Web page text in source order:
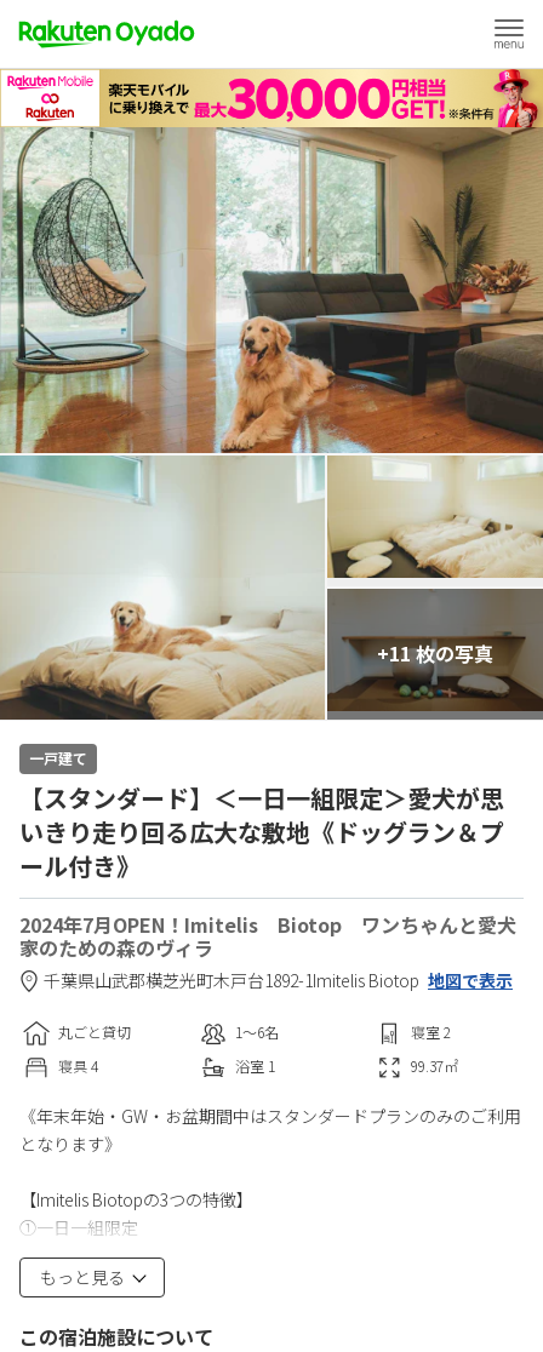
+11 枚の写真
一戸建て
【スタンダード】＜一日一組限定＞愛犬が思
いきり走り回る広大な敷地《ドッグラン＆プ
ール付き》
2024年7月OPEN！Imitelis Biotop ワンちゃんと愛犬
家のための森のヴィラ
千葉県山武郡横芝光町木戸台1892-1Imitelis Biotop 地図で表示
丸ごと貸切 1〜6名 寝室 2
寝具4 浴室 1 99.37㎡
《年末年始・GW・お盆期間中はスタンダードプランのみのご利用
となります》
【Imitelis Biotopの3つの特徴】
①一日一組限定
②ノーリードで自由に過ごせる9,000㎡の大自然
③愛犬のために設計された設備・空間
【ドッグラン】
もっと見る
この宿泊施設について